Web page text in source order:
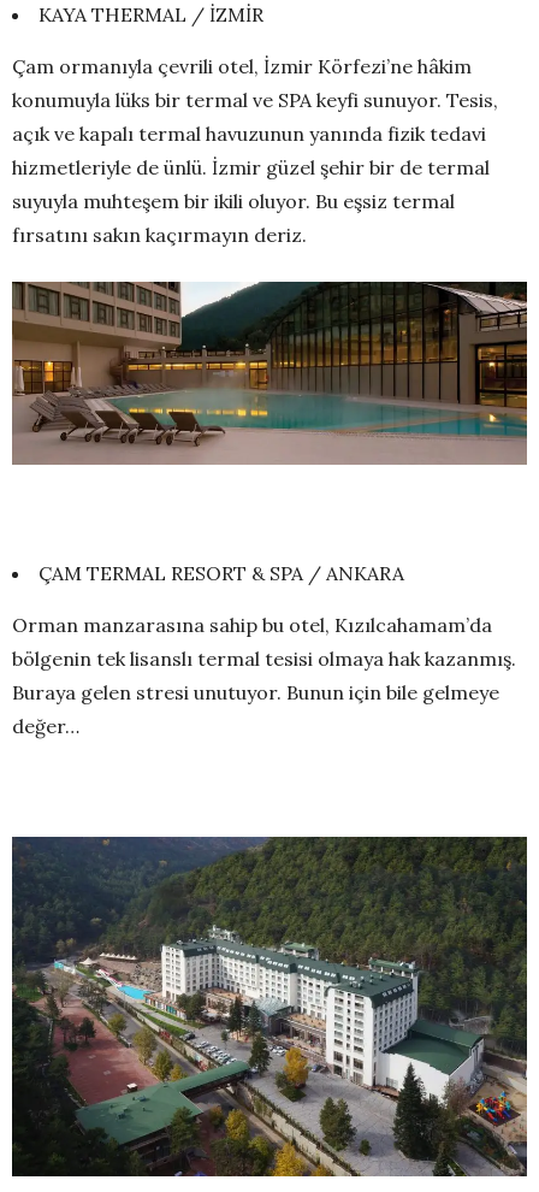
KAYA THERMAL / İZMİR
Çam ormanıyla çevrili otel, İzmir Körfezi’ne hâkim
konumuyla lüks bir termal ve SPA keyfi sunuyor. Tesis,
açık ve kapalı termal havuzunun yanında fizik tedavi
hizmetleriyle de ünlü. İzmir güzel şehir bir de termal
suyuyla muhteşem bir ikili oluyor. Bu eşsiz termal
fırsatını sakın kaçırmayın deriz.
ÇAM TERMAL RESORT & SPA / ANKARA
Orman manzarasına sahip bu otel, Kızılcahamam’da
bölgenin tek lisanslı termal tesisi olmaya hak kazanmış.
Buraya gelen stresi unutuyor. Bunun için bile gelmeye
değer…